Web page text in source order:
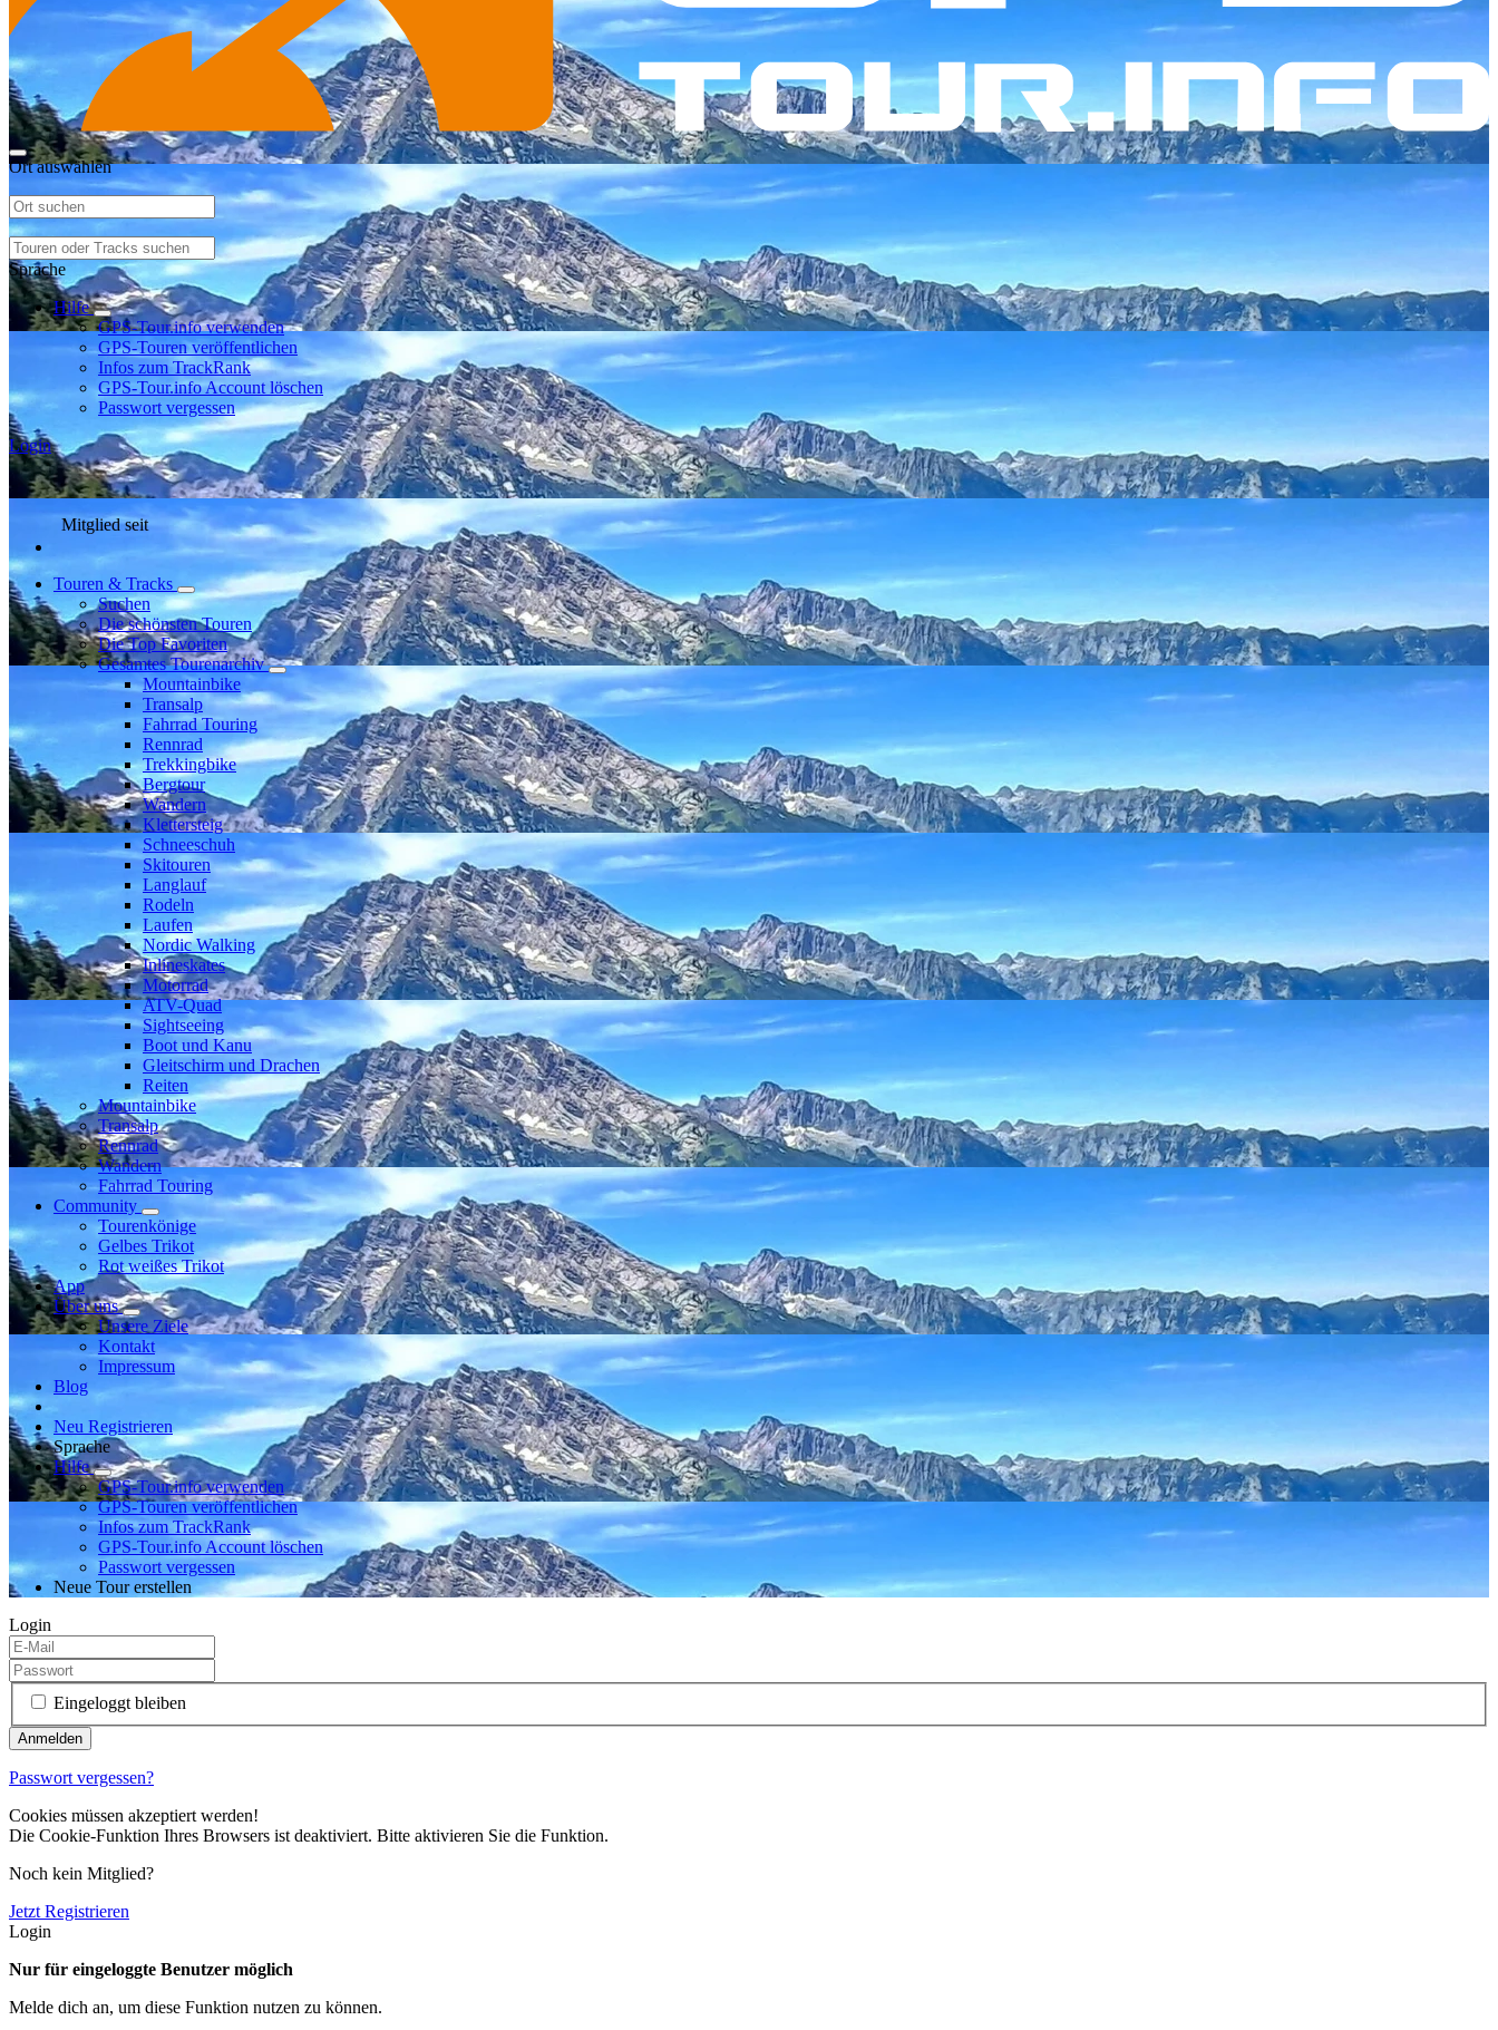
Ort auswählen
Sprache
Hilfe
GPS-Tour.info verwenden
GPS-Touren veröffentlichen
Infos zum TrackRank
GPS-Tour.info Account löschen
Passwort vergessen
Login
Mitglied seit
Touren & Tracks
Suchen
Die schönsten Touren
Die Top Favoriten
Gesamtes Tourenarchiv
Mountainbike
Transalp
Fahrrad Touring
Rennrad
Trekkingbike
Bergtour
Wandern
Klettersteig
Schneeschuh
Skitouren
Langlauf
Rodeln
Laufen
Nordic Walking
Inlineskates
Motorrad
ATV-Quad
Sightseeing
Boot und Kanu
Gleitschirm und Drachen
Reiten
Mountainbike
Transalp
Rennrad
Wandern
Fahrrad Touring
Community
Tourenkönige
Gelbes Trikot
Rot weißes Trikot
App
Über uns
Unsere Ziele
Kontakt
Impressum
Blog
Neu Registrieren
Sprache
Hilfe
GPS-Tour.info verwenden
GPS-Touren veröffentlichen
Infos zum TrackRank
GPS-Tour.info Account löschen
Passwort vergessen
Neue Tour erstellen
Login
Eingeloggt bleiben
Passwort vergessen?
Cookies müssen akzeptiert werden!
Die Cookie-Funktion Ihres Browsers ist deaktiviert. Bitte aktivieren Sie die Funktion.
Noch kein Mitglied?
Jetzt Registrieren
Login
Nur für eingeloggte Benutzer möglich
Melde dich an, um diese Funktion nutzen zu können.